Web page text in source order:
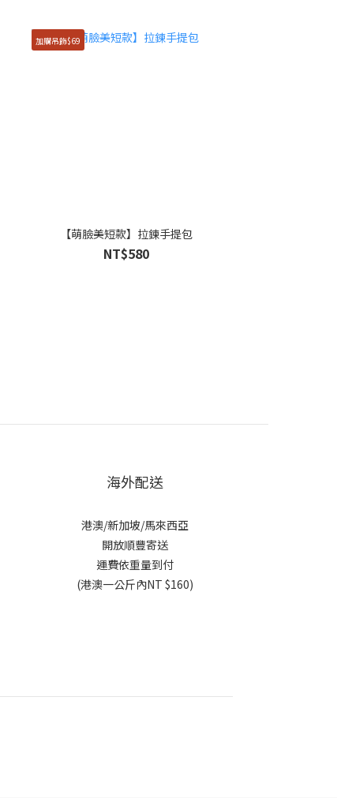
加購吊飾$69
【萌臉美短款】拉鍊手提包
NT$580
海外配送
港澳/新加坡/馬來西亞
開放順豐寄送
運費依重量到付
(港澳一公斤內NT $160)